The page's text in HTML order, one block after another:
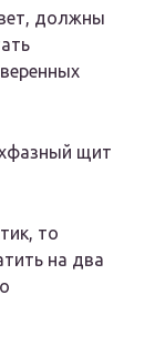
должны
щит
то
на два